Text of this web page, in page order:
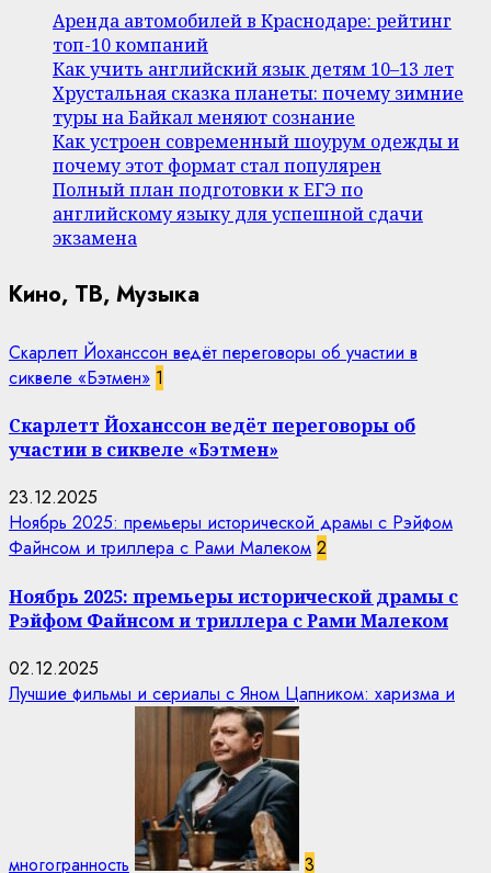
Аренда автомобилей в Краснодаре: рейтинг
топ-10 компаний
Как учить английский язык детям 10–13 лет
Хрустальная сказка планеты: почему зимние
туры на Байкал меняют сознание
Как устроен современный шоурум одежды и
почему этот формат стал популярен
Полный план подготовки к ЕГЭ по
английскому языку для успешной сдачи
экзамена
Кино, ТВ, Музыка
Скарлетт Йоханссон ведёт переговоры об участии в
сиквеле «Бэтмен» 1
Скарлетт Йоханссон ведёт переговоры об
участии в сиквеле «Бэтмен»
23.12.2025
Ноябрь 2025: премьеры исторической драмы с Рэйфом
Файнсом и триллера с Рами Малеком 2
Ноябрь 2025: премьеры исторической драмы с
Рэйфом Файнсом и триллера с Рами Малеком
02.12.2025
Лучшие фильмы и сериалы с Яном Цапником: харизма и
многогранность 3